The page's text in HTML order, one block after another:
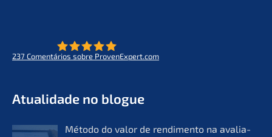
237 Comen­tá­ri­os sobre ProvenExpert.com
Atual­i­da­de no blogue
Método do valor de rendi­men­to na avalia­